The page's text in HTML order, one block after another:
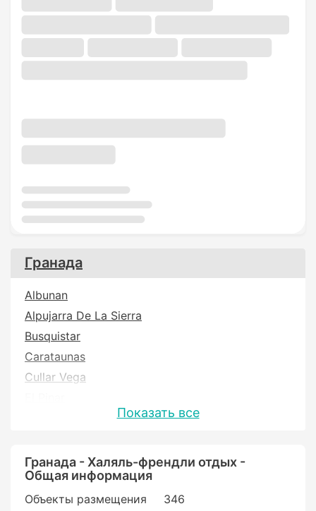
Гранада
Albunan
Alpujarra De La Sierra
Busquistar
Carataunas
Cullar Vega
Gor
Guadahortuna
Gualchos
Показать все
Гранада - Халяль-френдли отдых -
Общая информация
Объекты размещения
346